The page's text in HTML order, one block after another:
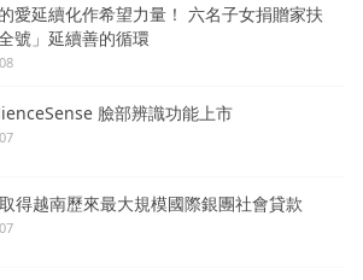
愛延續化作希望力量！ 六名子女捐贈家扶
號」延續善的循環
臉部辨識功能上市
得越南歷來最大規模國際銀團社會貸款